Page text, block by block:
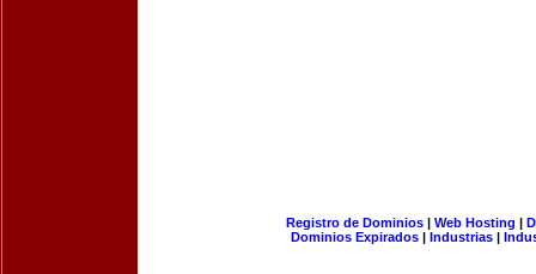
Registro de Dominios| Web Hosting |
Dominios Expirados | Industrias |